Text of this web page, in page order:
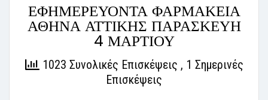
ΕΦΗΜΕΡΕΥΟΝΤΑ ΦΑΡΜΑΚΕΙΑ
ΑΘΗΝΑ ΑΤΤΙΚΗΣ ΠΑΡΑΣΚΕΥΗ
4 ΜΑΡΤΙΟΥ
1023 Συνολικές Επισκέψεις , 1 Σημερινές
Επισκέψεις